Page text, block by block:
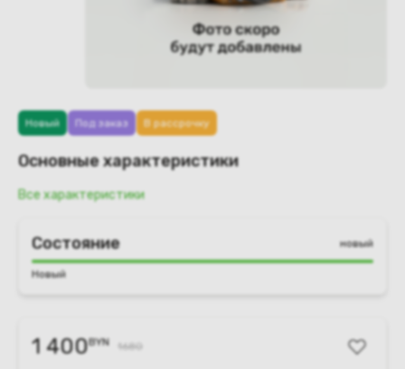
Новый Под заказ В рассрочку
Основные характеристики
Все характеристики
Состояние новый
Новый
1 400BYN 1680